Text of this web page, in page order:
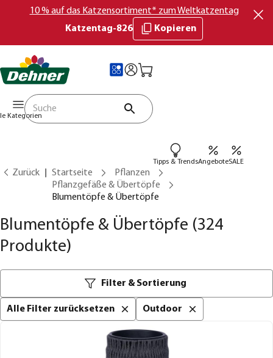
10 % auf das Katzensortiment* zum Weltkatzentag
Katzentag-826
Kopieren
Kategorien
Tipps & TrendsAngeboteSALE
Zurück Startseite
Pflanzen
Pflanzgefäße & Übertöpfe
Blumentöpfe & Übertöpfe
Blumentöpfe & Übertöpfe (324
Produkte)
Filter & Sortierung
Alle Filter zurücksetzen Outdoor